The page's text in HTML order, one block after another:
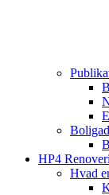
HP4
Hvad